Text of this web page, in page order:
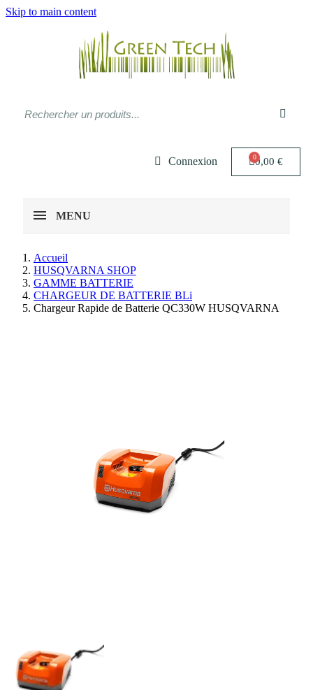
Skip to main content
Connexion 0,00 €
MENU
Accueil
HUSQVARNA SHOP
GAMME BATTERIE
CHARGEUR DE BATTERIE BLi
Chargeur Rapide de Batterie QC330W HUSQVARNA